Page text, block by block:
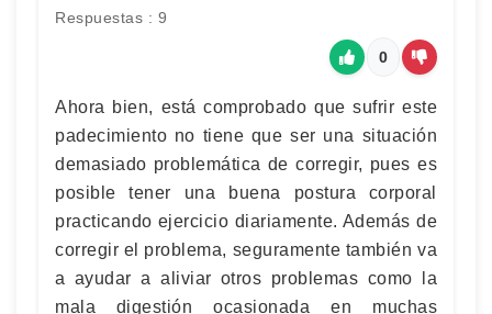
Respuestas : 9
0
Ahora bien, está comprobado que sufrir este
padecimiento no tiene que ser una situación
demasiado problemática de corregir, pues es
posible tener una buena postura corporal
practicando ejercicio diariamente. Además de
corregir el problema, seguramente también va
a ayudar a aliviar otros problemas como la
mala digestión ocasionada en muchas